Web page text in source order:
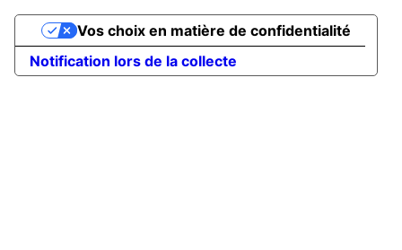
Notification lors de la collecte
Vos choix en matière de confidentialité